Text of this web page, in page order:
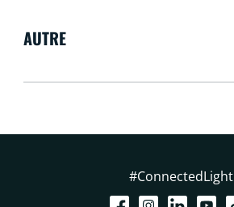
AUTRE
#ConnectedLight